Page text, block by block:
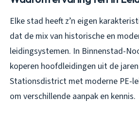
Elke stad heeft z’n eigen
dat de mix van historische en
leidingsystemen. In Binnenstad-
koperen hoofdleidingen uit de
Stationsdistrict met moderne PE-
om verschillende aanpak en kennis.